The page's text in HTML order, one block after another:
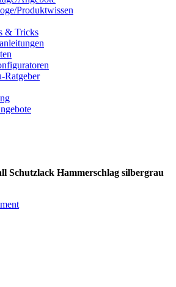
Produktwissen
& Tricks
Ratgeber
Schutzlack Hammerschlag silbergrau